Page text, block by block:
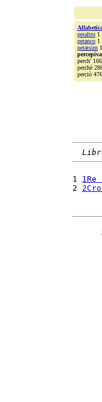
peraltro 1
peranco 1
peratsim 1
perch' 166
perché
perciò 476
1
2